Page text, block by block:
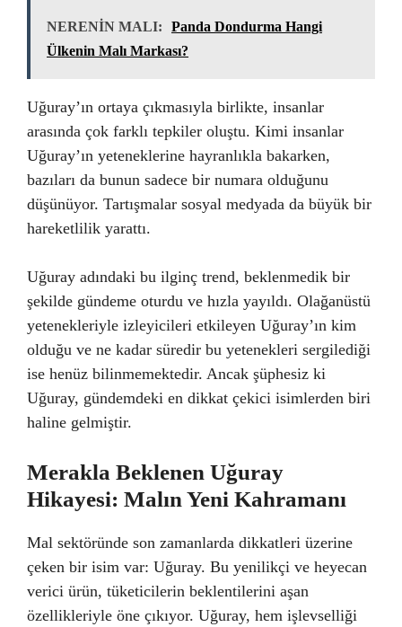
NERENİN MALI:
Panda Dondurma Hangi
Ülkenin Malı Markası?
Uğuray’ın ortaya çıkmasıyla birlikte, insanlar
arasında çok farklı tepkiler oluştu. Kimi insanlar
Uğuray’ın yeteneklerine hayranlıkla bakarken,
bazıları da bunun sadece bir numara olduğunu
düşünüyor. Tartışmalar sosyal medyada da büyük bir
hareketlilik yarattı.
Uğuray adındaki bu ilginç trend, beklenmedik bir
şekilde gündeme oturdu ve hızla yayıldı. Olağanüstü
yetenekleriyle izleyicileri etkileyen Uğuray’ın kim
olduğu ve ne kadar süredir bu yetenekleri sergilediği
ise henüz bilinmemektedir. Ancak şüphesiz ki
Uğuray, gündemdeki en dikkat çekici isimlerden biri
haline gelmiştir.
Merakla Beklenen Uğuray
Hikayesi: Malın Yeni Kahramanı
Mal sektöründe son zamanlarda dikkatleri üzerine
çeken bir isim var: Uğuray. Bu yenilikçi ve heyecan
verici ürün, tüketicilerin beklentilerini aşan
özellikleriyle öne çıkıyor. Uğuray, hem işlevselliği